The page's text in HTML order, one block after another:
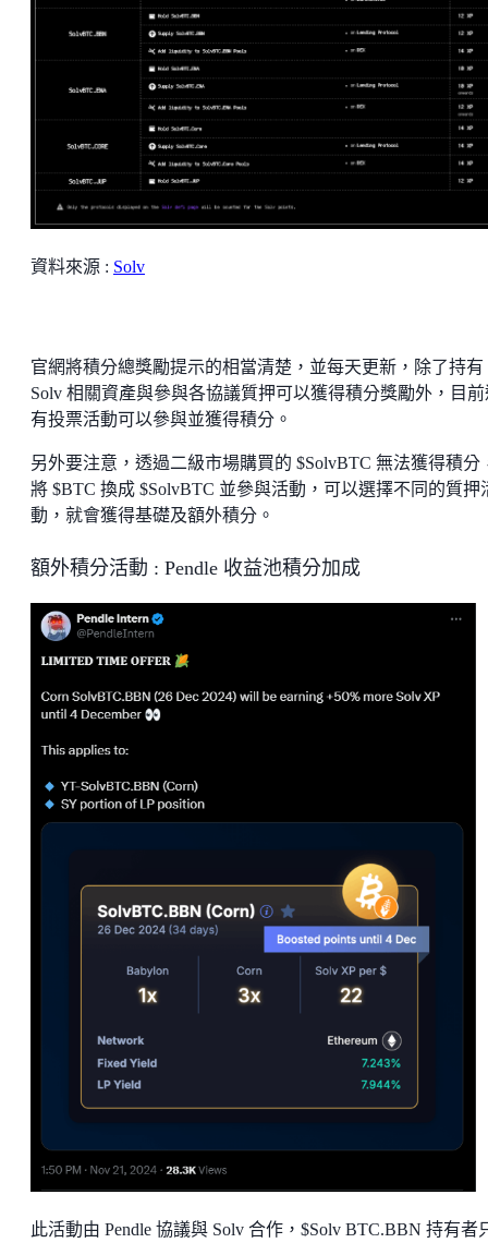
資料來源 : Solv
官網將積分總獎勵提示的相當清楚，並每天更新，除了持有
Solv 相關資產與參與各協議質押可以獲得積分獎勵外，目前
有投票活動可以參與並獲得積分。
另外要注意，透過二級市場購買的 $SolvBTC 無法獲得積分
將 $BTC 換成 $SolvBTC 並參與活動，可以選擇不同的質押
動，就會獲得基礎及額外積分。
額外積分活動 : Pendle 收益池積分加成
此活動由 Pendle 協議與 Solv 合作，$Solv BTC.BBN 持有者